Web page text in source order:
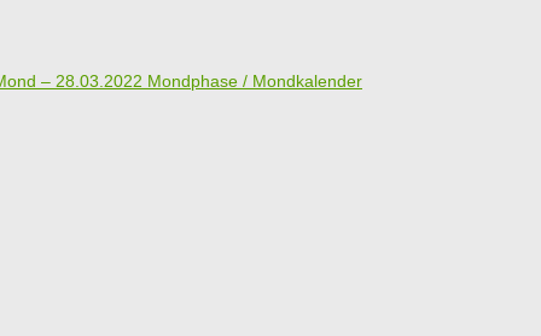
– 28.03.2022 Mondphase / Mondkalender